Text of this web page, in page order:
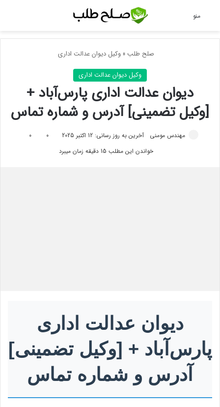
منو
صلح طلب » وکیل دیوان عدالت اداری
وکیل دیوان عدالت اداری
دیوان عدالت اداری پارس‌آباد +
[وکیل تضمینی] آدرس و شماره تماس
مهندس مومنی آخرین به روز رسانی: 12 اکتبر 2025 0
0
خواندن این مطلب 15 دقیقه زمان میبرد
دیوان عدالت اداری
پارس‌آباد + [وکیل تضمینی]
آدرس و شماره تماس